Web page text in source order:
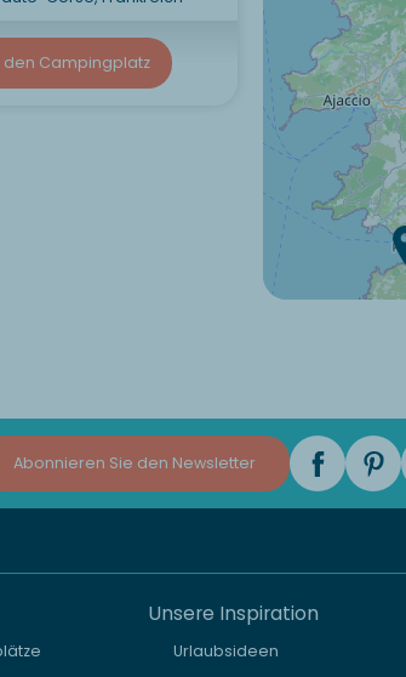
den Campingplatz
Abonnieren Sie den Newsletter
Unsere Inspiration
Urlaubsideen